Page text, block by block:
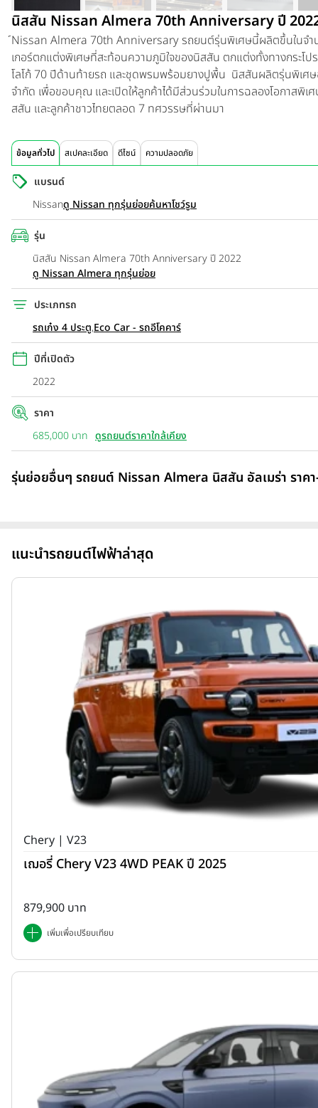
นิสสัน Nissan Almera 70th Anniversary ปี
์Nissan Almera 70th Anniversaryรถยนต์รุ่นพิเศษนี้ผลิตขึ้นในจ
เกอร์ตกแต่งพิเศษที่สะท้อนความภูมิใจของนิสสัน ตกแต่งทั้งทางกระโป
โลโก้ 70 ปีด้านท้ายรถ และชุดพรมพร้อมยางปูพื้น นิสสันผลิตรุ่นพิเศ
จำกัด เพื่อขอบคุณ และเปิดให้ลูกค้าได้มีส่วนร่วมในการฉลองโอกาสพิเ
สสัน และลูกค้าชาวไทยตลอด 7 ทศวรรษที่ผ่านมา
ข้อมูลทั่วไป สเปคละเอียด ดีไซน์ ความปลอดภัย
แบรนด์
Nissanดู Nissan ทุกรุ่นย่อยค้นหาโชว์รูม
รุ่น
นิสสัน Nissan Almera 70th Anniversary ปี 2022
ดู Nissan Almera ทุกรุ่นย่อย
ประเภทรถ
รถเก๋ง 4 ประตู,Eco Car - รถอีโคคาร์
ปีที่เปิดตัว
2022
ราคา
685,000 บาท ดูรถยนต์ราคาใกล้เคียง
รุ่นย่อยอื่นๆ รถยนต์ Nissan Almera นิสสัน อัลเมร่า ราคา
แนะนำรถยนต์ไฟฟ้าล่าสุด
Chery | V23
เฌอรี่ Chery V23 4WD PEAK ปี 2025
879,900 บาท
เพิ่มเพื่อเปรียบเทียบ